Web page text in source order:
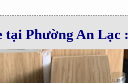
tại Phường An Lạc :